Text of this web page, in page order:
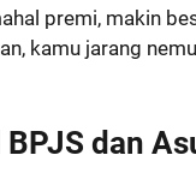
premi, makin
kamu jarang
dan